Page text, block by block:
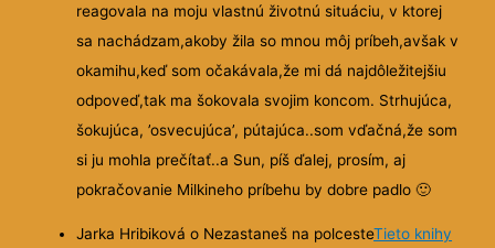
reagovala na moju vlastnú životnú situáciu, v ktorej
sa nachádzam,akoby žila so mnou môj príbeh,avšak v
okamihu,keď som očakávala,že mi dá najdôležitejšiu
odpoveď,tak ma šokovala svojim koncom. Strhujúca,
šokujúca, ’osvecujúca’, pútajúca..som vďačná,že som
si ju mohla prečítať..a Sun, píš ďalej, prosím, aj
pokračovanie Milkineho príbehu by dobre padlo🙂
Jarka Hribiková o Nezastaneš na polcesteTieto knihy